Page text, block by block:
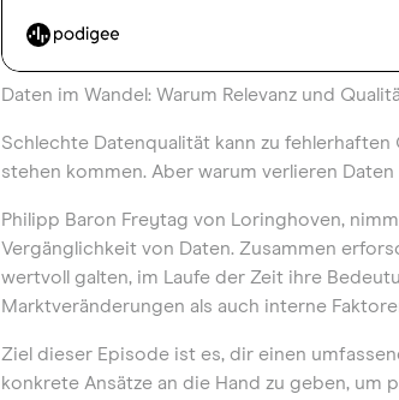
Daten im Wandel: Warum Relevanz und
Schlechte Datenqualität kann zu
stehen kommen. Aber warum verlieren
Philipp Baron Freytag von Loringhoven,
Vergänglichkeit von Daten. Zusammen
wertvoll galten, im Laufe der Zeit ihre
Marktveränderungen als auch interne
Ziel dieser Episode ist es, dir einen
konkrete Ansätze an die Hand zu geben, um